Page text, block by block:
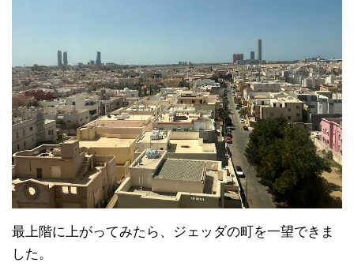
最上階に上がってみたら、ジェッダの町を一望できま
した。